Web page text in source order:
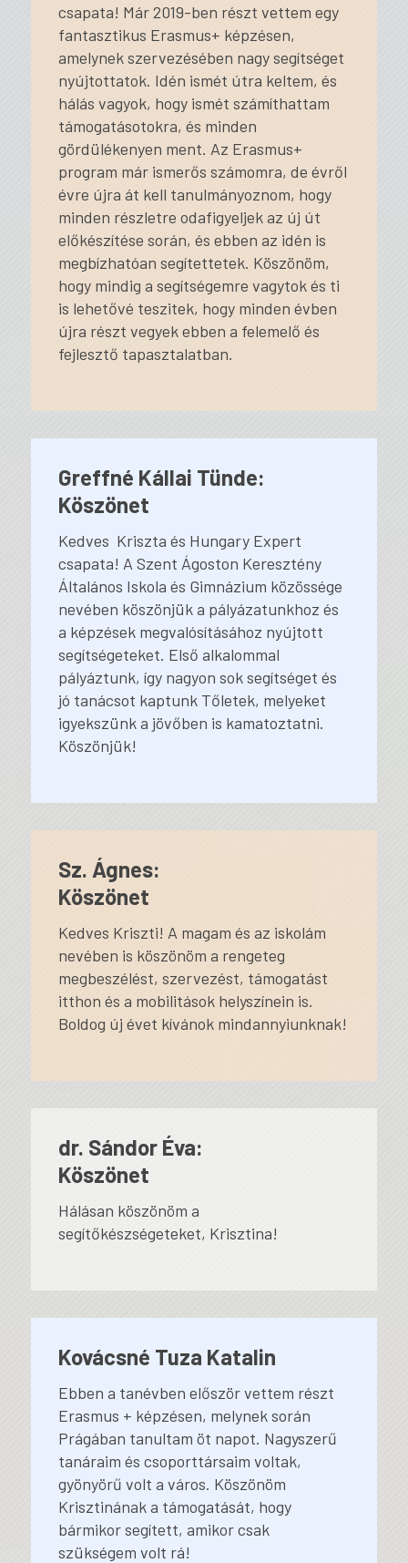
csapata! Már 2019-ben részt vettem egy
fantasztikus Erasmus+ képzésen,
amelynek szervezésében nagy segítséget
nyújtottatok. Idén ismét útra keltem, és
hálás vagyok, hogy ismét számíthattam
támogatásotokra, és minden
gördülékenyen ment. Az Erasmus+
program már ismerős számomra, de évről
évre újra át kell tanulmányoznom, hogy
minden részletre odafigyeljek az új út
előkészítése során, és ebben az idén is
megbízhatóan segítettetek. Köszönöm,
hogy mindig a segítségemre vagytok és ti
is lehetővé teszitek, hogy minden évben
újra részt vegyek ebben a felemelő és
fejlesztő tapasztalatban.
Greffné Kállai Tünde:
Köszönet
Kedves Kriszta és Hungary Expert
csapata! A Szent Ágoston Keresztény
Általános Iskola és Gimnázium közössége
nevében köszönjük a pályázatunkhoz és
a képzések megvalósításához nyújtott
segítségeteket. Első alkalommal
pályáztunk, így nagyon sok segítséget és
jó tanácsot kaptunk Tőletek, melyeket
igyekszünk a jövőben is kamatoztatni.
Köszönjük!
Sz. Ágnes:
Köszönet
Kedves Kriszti! A magam és az iskolám
nevében is köszönöm a rengeteg
megbeszélést, szervezést, támogatást
itthon és a mobilitások helyszínein is.
Boldog új évet kívánok mindannyiunknak!
dr. Sándor Éva:
Köszönet
Hálásan köszönöm a
segítőkészségeteket, Krisztina!
Kovácsné Tuza Katalin
Ebben a tanévben először vettem részt
Erasmus + képzésen, melynek során
Prágában tanultam öt napot. Nagyszerű
tanáraim és csoporttársaim voltak,
gyönyörű volt a város. Köszönöm
Krisztinának a támogatását, hogy
bármikor segített, amikor csak
szükségem volt rá!